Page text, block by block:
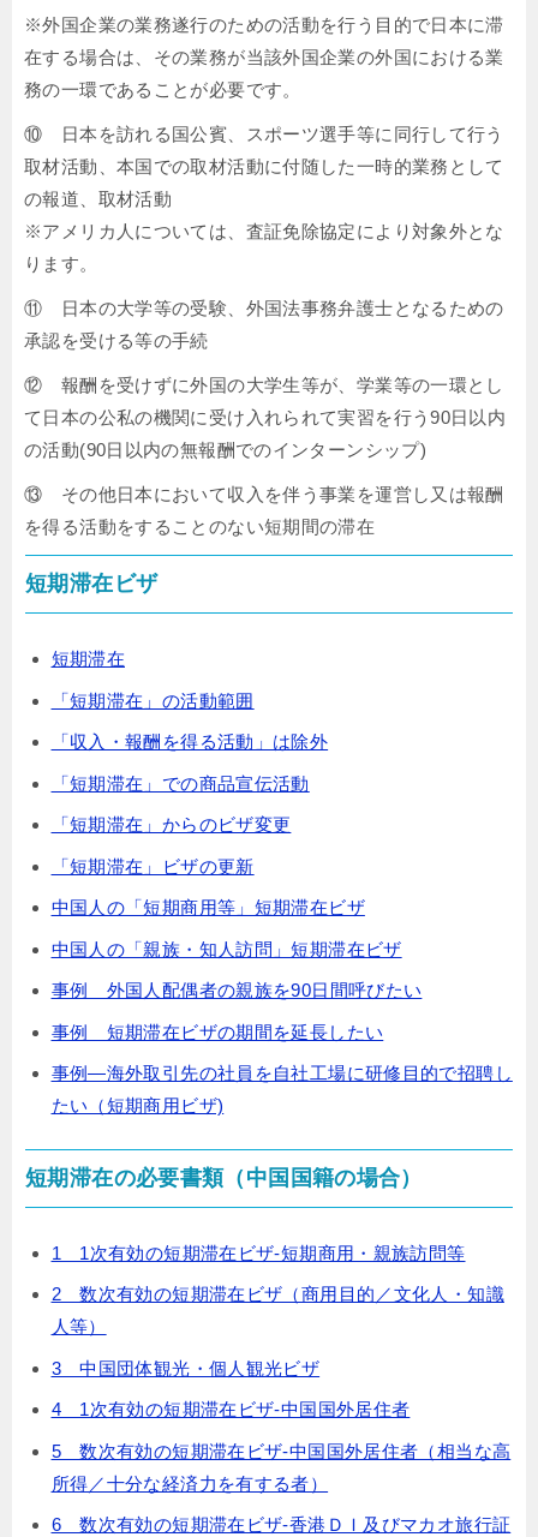
※外国企業の業務遂行のための活動を行う目的で日本に滞
在する場合は、その業務が当該外国企業の外国における業
務の一環であることが必要です。
⑩ 日本を訪れる国公賓、スポーツ選手等に同行して行う
取材活動、本国での取材活動に付随した一時的業務として
の報道、取材活動
※アメリカ人については、査証免除協定により対象外とな
ります。
⑪ 日本の大学等の受験、外国法事務弁護士となるための
承認を受ける等の手続
⑫ 報酬を受けずに外国の大学生等が、学業等の一環とし
て日本の公私の機関に受け入れられて実習を行う90日以内
の活動(90日以内の無報酬でのインターンシップ)
⑬ その他日本において収入を伴う事業を運営し又は報酬
を得る活動をすることのない短期間の滞在
短期滞在ビザ
短期滞在
「短期滞在」の活動範囲
「収入・報酬を得る活動」は除外
「短期滞在」での商品宣伝活動
「短期滞在」からのビザ変更
「短期滞在」ビザの更新
中国人の「短期商用等」短期滞在ビザ
中国人の「親族・知人訪問」短期滞在ビザ
事例 外国人配偶者の親族を90日間呼びたい
事例 短期滞在ビザの期間を延長したい
事例―海外取引先の社員を自社工場に研修目的で招聘し
たい（短期商用ビザ)
短期滞在の必要書類（中国国籍の場合）
1 1次有効の短期滞在ビザ-短期商用・親族訪問等
2 数次有効の短期滞在ビザ（商用目的／文化人・知識
人等）
3 中国団体観光・個人観光ビザ
4 1次有効の短期滞在ビザ-中国国外居住者
5 数次有効の短期滞在ビザ-中国国外居住者（相当な高
所得／十分な経済力を有する者）
6 数次有効の短期滞在ビザ-香港ＤＩ及びマカオ旅行証